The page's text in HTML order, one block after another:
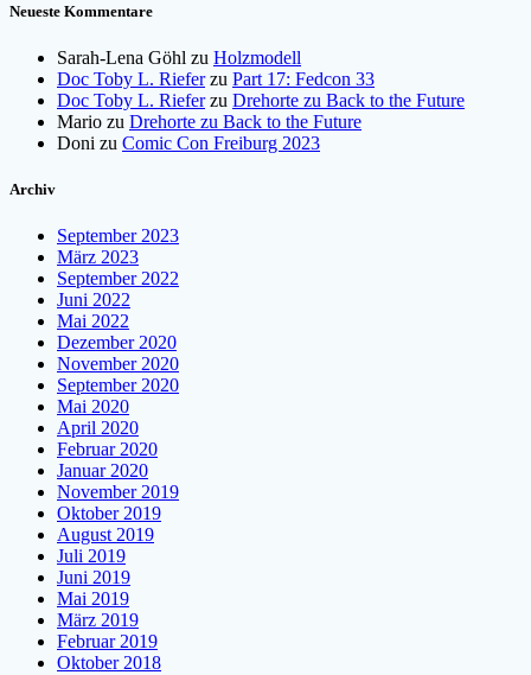
Neueste Kommentare
Sarah-Lena Göhl zu Holzmodell
Doc Toby L. Rieferzu Part 17: Fedcon 33
Doc Toby L. Rieferzu Drehorte zu Back to the Future
Mario zu Drehorte zu Back to the Future
Doni zu Comic Con Freiburg 2023
Archiv
September 2023
März 2023
September 2022
Juni 2022
Mai 2022
Dezember 2020
November 2020
September 2020
Mai 2020
April 2020
Februar 2020
Januar 2020
November 2019
Oktober 2019
August 2019
Juli 2019
Juni 2019
Mai 2019
März 2019
Februar 2019
Oktober 2018